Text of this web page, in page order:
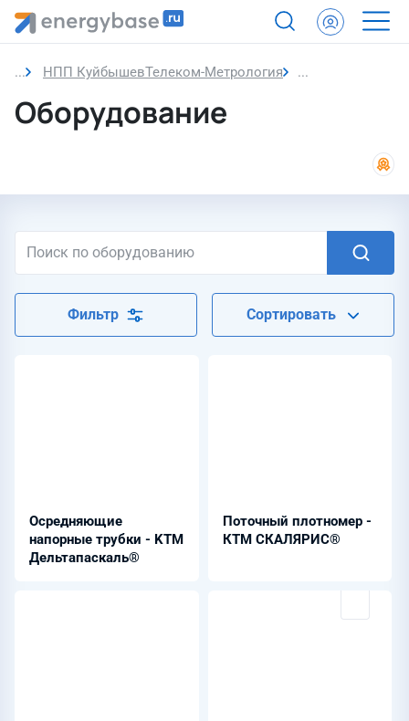
НПП КуйбышевТелеком-Метрология Оборудование
Оборудование
Фильтр Сортировать
Осредняющие
напорные трубки - KTM
Дельтапаскаль®
Поточный плотномер -
КТМ СКАЛЯРИС®